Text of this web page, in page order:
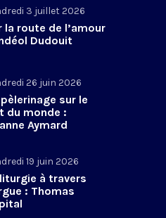
3 juillet 2026
la route de l’amour
Dudouit
26 juin 2026
pèlerinage sur le
du monde :
Aymard
19 juin 2026
à travers
: Thomas